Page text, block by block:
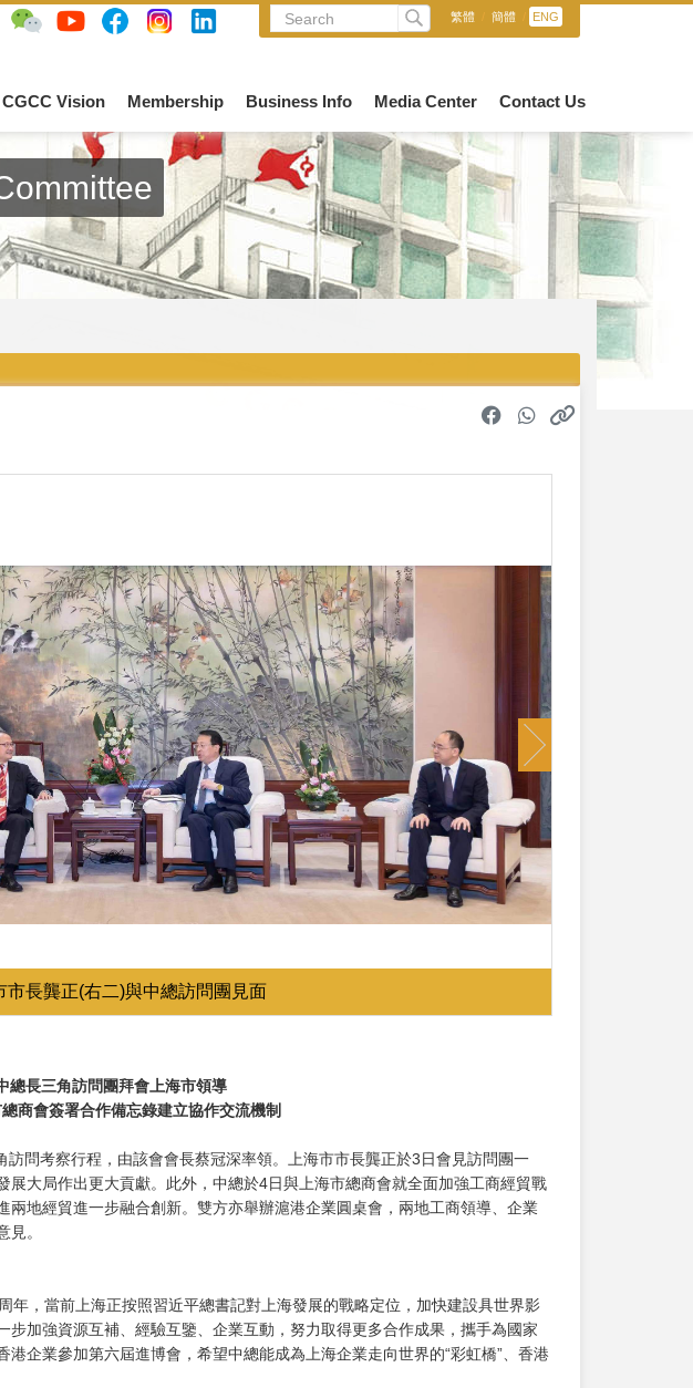
繁體 簡體 ENG
CGCC Vision Membership Business Info Media Center Contact Us
市長龔正(右二)與中總訪問團見面
Next
總長三角訪問團拜會上海市領導
商會簽署合作備忘錄建立協作交流機制
問考察行程，由該會會長蔡冠深率領。上海市市長龔正於3日會見訪問團一
大局作出更大貢獻。此外，中總於4日與上海市總商會就全面加強工商經貿戰
地經貿進一步融合創新。雙方亦舉辦滬港企業圓桌會，兩地工商領導、企業
。
年，當前上海正按照習近平總書記對上海發展的戰略定位，加快建設具世界影
加強資源互補、經驗互鑒、企業互動，努力取得更多合作成果，攜手為國家
企業參加第六屆進博會，希望中總能成為上海企業走向世界的“彩虹橋”、香港